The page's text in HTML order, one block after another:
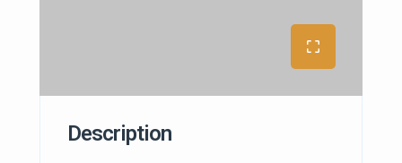
Description